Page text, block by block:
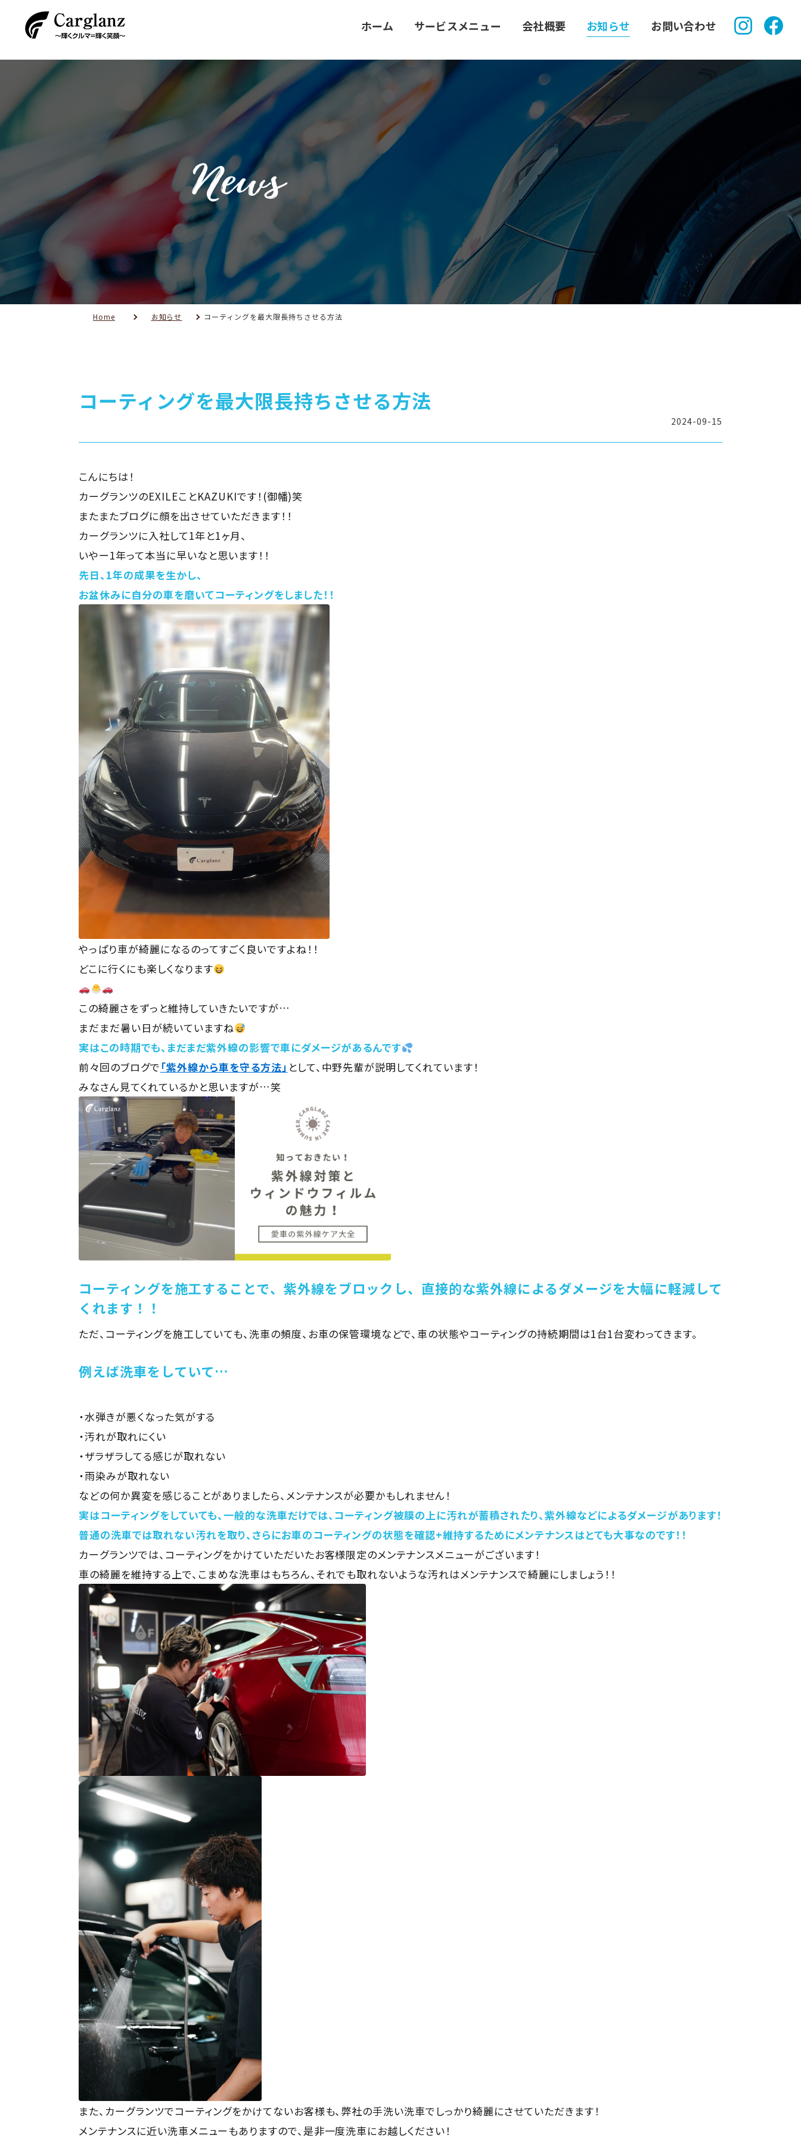
ホーム サービスメニュー 会社概要 お知らせ お問い合わせ
Home お知らせ コーティングを最大限長持ちさせる方法
コーティングを最大限長持ちさせる方法
2024-09-15
こんにちは！
カーグランツのEXILEことKAZUKIです！(御幡)笑
またまたブログに顔を出させていただきます！！
カーグランツに入社して1年と1ヶ月、
いやー1年って本当に早いなと思います！！
先日、1年の成果を生かし、
お盆休みに自分の車を磨いてコーティングをしました！！
やっぱり車が綺麗になるのってすごく良いですよね！！
どこに行くにも楽しくなります
この綺麗さをずっと維持していきたいですが…
まだまだ暑い日が続いていますね
実はこの時期でも、まだまだ紫外線の影響で車にダメージがあるんです
前々回のブログで 「紫外線から車を守る方法」 として、中野先輩が説明してくれています！
みなさん見てくれているかと思いますが…笑
コーティングを施工することで、紫外線をブロックし、直接的な紫外線によるダメージを大幅に軽減して
くれます！！
ただ、コーティングを施工していても、洗車の頻度、お車の保管環境などで、車の状態やコーティングの持続期間は1台1台変わってきます。
例えば洗車をしていて…
・水弾きが悪くなった気がする
・汚れが取れにくい
・ザラザラしてる感じが取れない
・雨染みが取れない
などの何か異変を感じることがありましたら、メンテナンスが必要かもしれません！
実はコーティングをしていても、一般的な洗車だけでは、コーティング被膜の上に汚れが蓄積されたり、紫外線などによるダメージがあります！
普通の洗車では取れない汚れを取り、さらにお車のコーティングの状態を確認+維持するためにメンテナンスはとても大事なのです！！
カーグランツでは、コーティングをかけていただいたお客様限定のメンテナンスメニューがございます！
車の綺麗を維持する上で、こまめな洗車はもちろん、それでも取れないような汚れはメンテナンスで綺麗にしましょう！！
また、カーグランツでコーティングをかけてないお客様も、弊社の手洗い洗車でしっかり綺麗にさせていただきます！
メンテナンスに近い洗車メニューもありますので、是非一度洗車にお越しください！